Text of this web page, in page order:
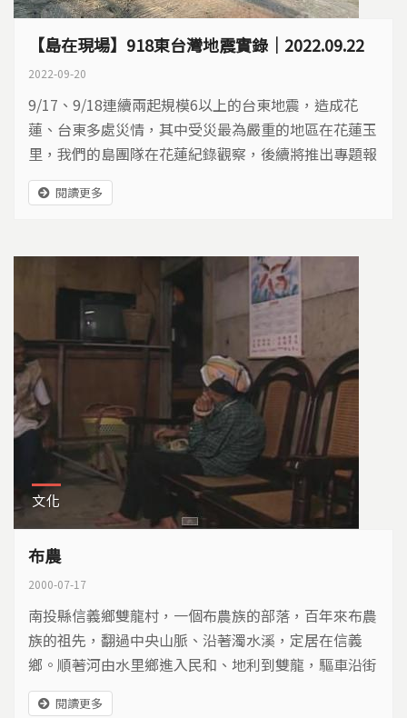
【島在現場】918東台灣地震實錄｜2022.09.22
2022-09-20
9/17、9/18連續兩起規模6以上的台東地震，造成花
蓮、台東多處災情，其中受災最為嚴重的地區在花蓮玉
里，我們的島團隊在花蓮紀錄觀察，後續將推出專題報
導，持續關注地震發展。 ​
閱讀更多
文化
布農
2000-07-17
南投縣信義鄉雙龍村，一個布農族的部落，百年來布農
族的祖先，翻過中央山脈、沿著濁水溪，定居在信義
鄉。順著河由水里鄉進入民和、地利到雙龍，驅車沿街
雙龍村，可以感受到雙龍村仍試圖保存著布農族的傳統
文化。閱讀更多